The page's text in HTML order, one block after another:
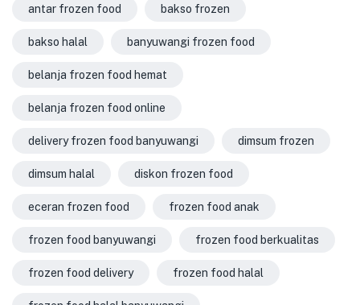
antar frozen food bakso frozen
bakso halal banyuwangi frozen food
belanja frozen food hemat
belanja frozen food online
delivery frozen food banyuwangi dimsum frozen
dimsum halal diskon frozen food
eceran frozen food frozen food anak
frozen food banyuwangi frozen food berkualitas
frozen food delivery frozen food halal